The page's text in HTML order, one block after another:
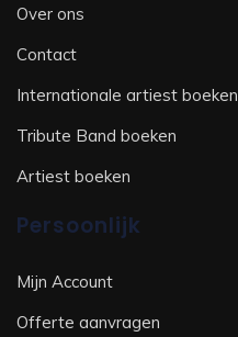
Over ons
Contact
Internationale artiest boeken
Tribute Band boeken
Artiest boeken
Persoonlijk
Mijn Account
Offerte aanvragen